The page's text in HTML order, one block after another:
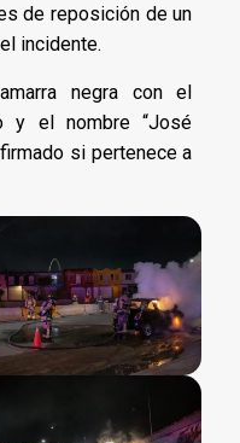
de reposición de un
incidente.
negra con el
y el nombre “José
si pertenece a